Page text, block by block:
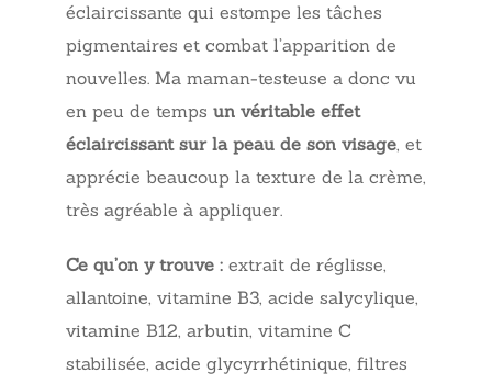
éclaircissante qui estompe les tâches
pigmentaires et combat l’apparition de
nouvelles. Ma maman-testeuse a donc vu
en peu de temps un véritable effet
éclaircissant sur la peau de son visage, et
apprécie beaucoup la texture de la crème,
très agréable à appliquer.
Ce qu’on y trouve : extrait de réglisse,
allantoine, vitamine B3, acide salycylique,
vitamine B12, arbutin, vitamine C
stabilisée, acide glycyrrhétinique, filtres